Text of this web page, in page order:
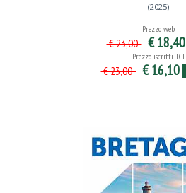
(2025)
Prezzo web
€ 23,00 € 18,40
Prezzo iscritti TCI
€ 23,00 € 16,10